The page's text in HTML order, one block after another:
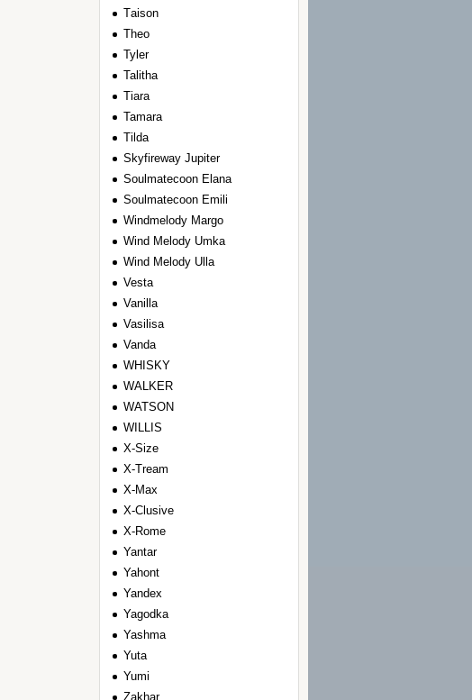
Тaison
Theo
Tyler
Talitha
Tiara
Tamara
Tilda
Skyfireway Jupiter
Soulmatecoon Elana
Soulmatecoon Emili
Windmelody Margo
Wind Melody Umka
Wind Melody Ulla
Vesta
Vanilla
Vasilisa
Vanda
WHISKY
WALKER
WATSON
WILLIS
Х-Size
Х-Tream
Х-Max
Х-Clusive
Х-Rome
Yantar
Yahont
Yandex
Yagodka
Yashma
Yuta
Yumi
Zakhar